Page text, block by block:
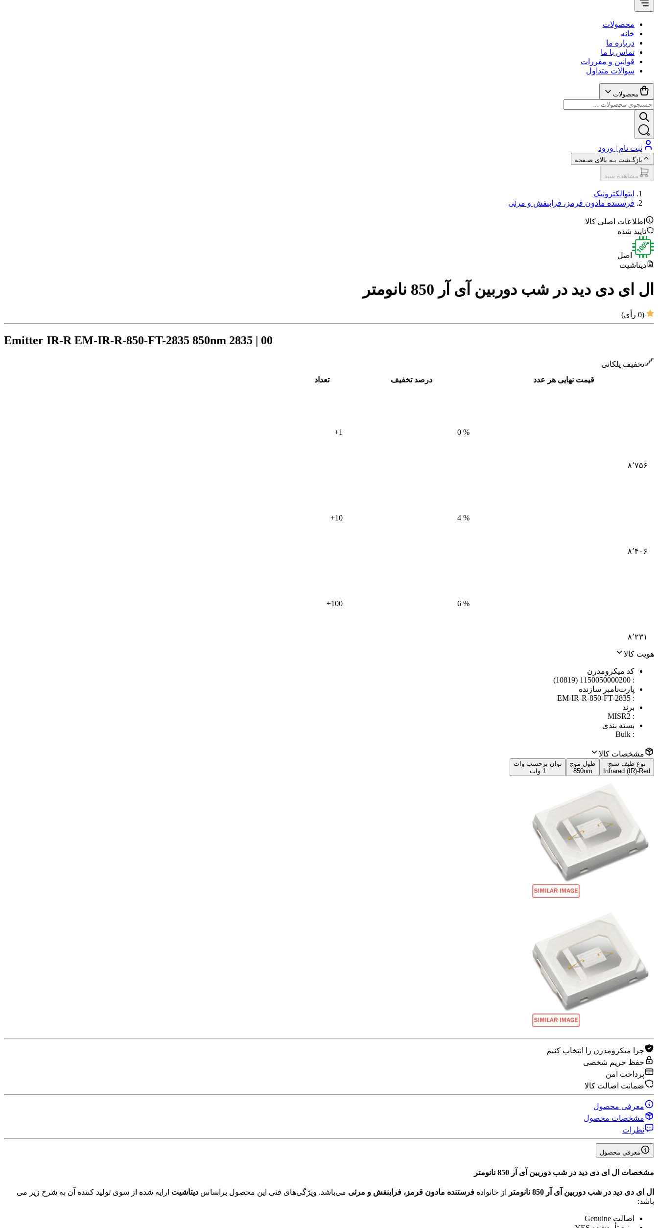
محصولات
خانه
درباره ما
تماس با ما
قوانین و مقررات
سوالات متداول
محصولات
ثبت نام | ورود
بازگـشت بـه بالای صـفحه
مشاهده سبد
اپتوالکترونیک
فرستنده مادون قرمز، فرابنفش و مرئی
اطلاعات اصلی کالا
تایید شده
اصل
دیتاشیت
ال ای دی دید در شب دوربین آی آر 850 نانومتر
(
0 رأی)
Emitter IR-R EM-IR-R-850-FT-2835 850nm 2835 | 00
تخفیف پلکانی
قیمت نهایی هر عدد
درصد تخفیف تعداد
۸٬۷۵۶
%
0
1
+
۸٬۴۰۶
%
4
10
+
۸٬۲۳۱
%
6
100
+
هویت کالا
کد میکرومدرن
:
1150050000200 (10819)
پارت‌نامبر سازنده
:
EM-IR-R-850-FT-2835
برند
:
MISR2
بسته بندی
:
Bulk
مشخصات کالا
نوع طیف سنج
Infrared (IR)-Red
طول موج
850nm
توان برحسب وات
1 وات
چرا میکرومدرن را انتخاب کنیم
حفظ حریم شخصی
پرداخت امن
ضمانت اصالت کالا
معرفی محصول
مشخصات محصول
نظرات
معرفی محصول
مشخصات ال ای دی دید در شب دوربین آی آر 850 نانومتر
ال ای دی دید در شب دوربین آی آر 850 نانومتر از خانواده فرستنده مادون قرمز، فرابنفش و مرئی می‌باشد. ویژگی‌های فنی این محصول براساس دیتاشیت ارایه شده از سوی تولید کننده آن به شرح زیر می
باشد:
اصالت Genuine